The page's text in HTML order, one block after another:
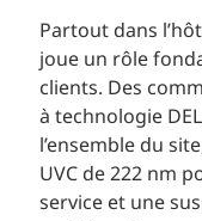
Partout dans
joue un rôle
clients. Des
à technologie
l’ensemble du
UVC de 222 nm
service et une